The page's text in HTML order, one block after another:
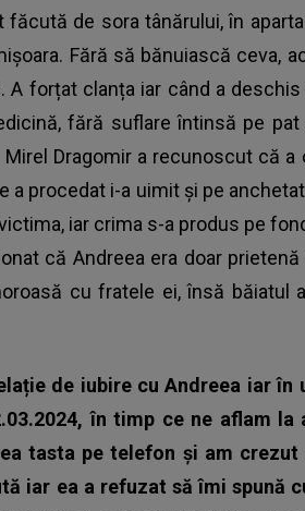
făcută de sora tânărului, în
Fără să bănuiască ceva,
A forțat clanța iar când a
fără suflare întinsă pe
Dragomir a recunoscut că a
a procedat i-a uimit și pe
iar crima s-a produs pe
că Andreea era doar
cu fratele ei, însă băiatul
de iubire cu Andreea iar
în timp ce ne aflam la
tasta pe telefon şi am crezut
iar ea a refuzat să îmi spună